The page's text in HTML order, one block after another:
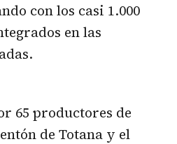
con los casi 1.000
en las
65 productores de
de Totana y el